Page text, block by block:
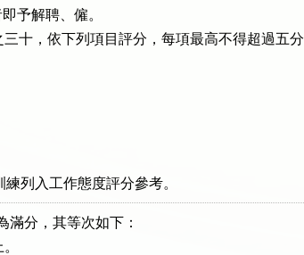
即予解聘、僱。
十，依下列項目評分，每項最高不得超過五分
練列入工作態度評分參考。
滿分，其等次如下：